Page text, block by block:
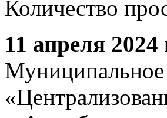
Количество
11 апреля 2024